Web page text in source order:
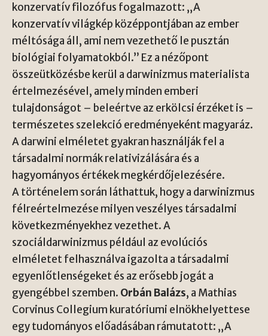
konzervatív filozófus fogalmazott: „A
konzervatív világkép középpontjában az ember
méltósága áll, ami nem vezethető le pusztán
biológiai folyamatokból.” Ez a nézőpont
összeütközésbe kerül a darwinizmus materialista
értelmezésével, amely minden emberi
tulajdonságot – beleértve az erkölcsi érzéket is –
természetes szelekció eredményeként magyaráz.
A darwini elméletet gyakran használják fel a
társadalmi normák relativizálására és a
hagyományos értékek megkérdőjelezésére.
A történelem során láthattuk, hogy a darwinizmus
félreértelmezése milyen veszélyes társadalmi
következményekhez vezethet. A
szociáldarwinizmus például az evolúciós
elméletet felhasználva igazolta a társadalmi
egyenlőtlenségeket és az erősebb jogát a
gyengébbel szemben. Orbán Balázs, a Mathias
Corvinus Collegium kuratóriumi elnökhelyettese
egy tudományos előadásában rámutatott: „A